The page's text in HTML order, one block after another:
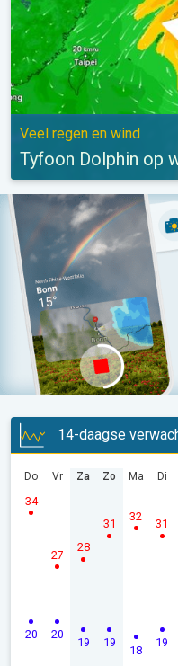
Veel regen en wind
Tyfoon Dolphin op
14-daagse
Do
20
34
Vr
20
27
Za
19
28
Zo
19
31
Ma
18
32
Di
19
31